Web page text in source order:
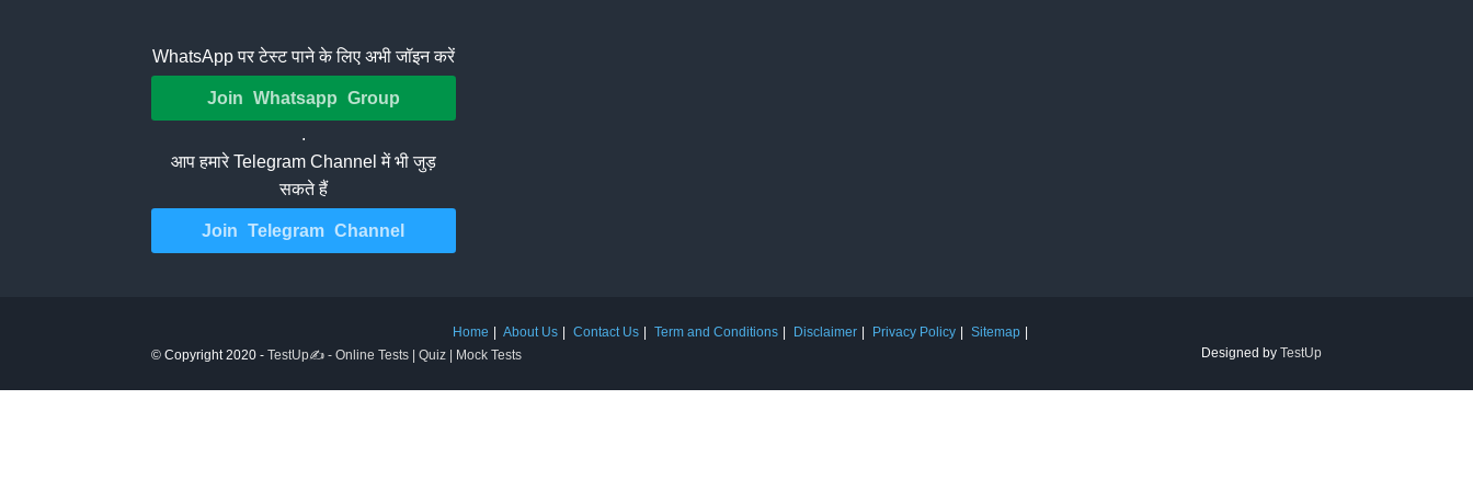
WhatsApp पर टेस्ट पाने के लिए अभी जॉइन करें
Join Whatsapp Group
.
आप हमारे Telegram Channel में भी जुड़
सकते हैं
Join Telegram Channel
Home About Us Contact Us Term and Conditions Disclaimer Privacy Policy
Sitemap
© Copyright 2020 - TestUp✍️ - Online Tests | Quiz | Mock Tests Designed by TestUp